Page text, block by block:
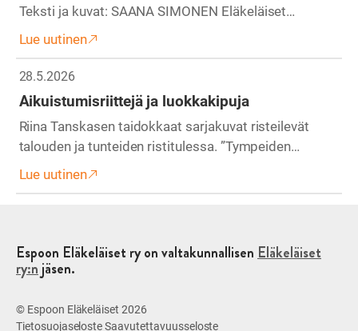
Teksti ja kuvat: SAANA SIMONEN Eläkeläiset…
Lue uutinen
28.5.2026
Aikuistumisriittejä ja luokkakipuja
Riina Tanskasen taidokkaat sarjakuvat risteilevät
talouden ja tunteiden ristitulessa. ”Tympeiden…
Lue uutinen
Espoon Eläkeläiset ry on valtakunnallisenEläkeläiset
ry:njäsen.
© Espoon Eläkeläiset 2026
Tietosuojaseloste Saavutettavuusseloste